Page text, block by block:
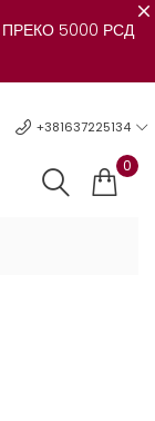
5000 РСД
+381637225134
0